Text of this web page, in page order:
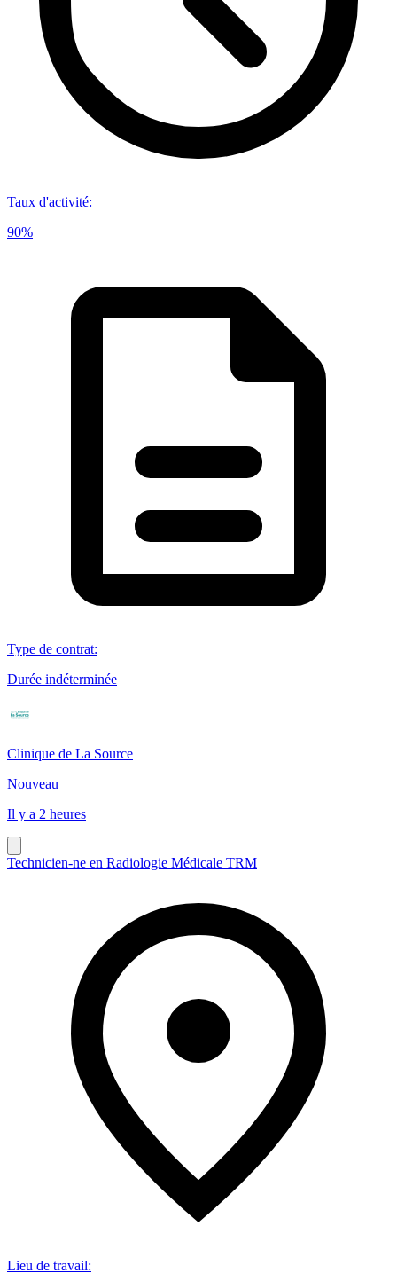
Taux d'activité:
90%
Type de contrat:
Durée indéterminée
Clinique de La Source
Nouveau
Il y a 2 heures
Technicien-ne en Radiologie Médicale TRM
Lieu de travail: